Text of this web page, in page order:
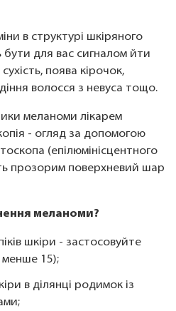
в структурі шкіряного
для вас сигналом йти
поява кірочок,
волосся з невуса тощо.
меланоми лікарем
- огляд за допомогою
(епілюмінісцентного
прозорим поверхневий шар
меланоми?
шкіри - застосовуйте
менше 15);
в ділянці родимок із